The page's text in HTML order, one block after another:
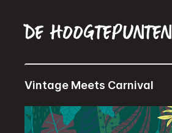
De hoogtepunten